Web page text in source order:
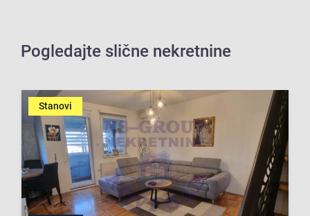
Pogledajte slične nekretnine
Stanovi